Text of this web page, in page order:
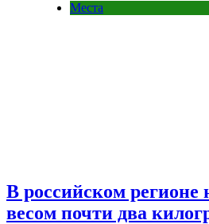
Места
В российском
весом почти два